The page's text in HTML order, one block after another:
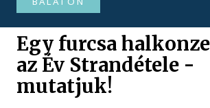
Egy furcsa
az Év Strandétele -
mutatjuk!